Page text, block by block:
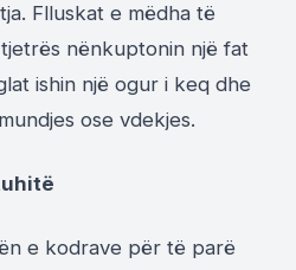
Flluskat e mëdha të
nënkuptonin një fat
ishin një ogur i keq dhe
ose vdekjes.
e kodrave për të parë